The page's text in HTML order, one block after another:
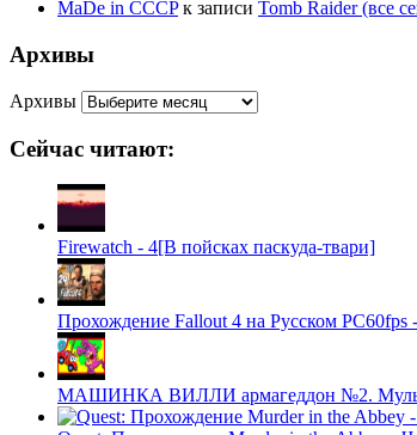
MaDe in CCCPк записи Tomb Raider (все
Архивы
Архивы
Сейчас читают:
Firewatch - 4[В пойсках паскуда-твари]
Прохождение Fallout 4 на Русском
МАШИНКА ВИЛЛИ армагеддон №2.